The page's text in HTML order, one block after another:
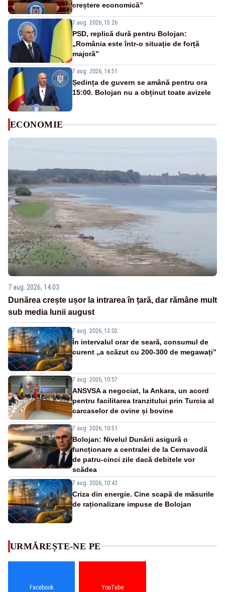
creștere economică”
7 aug. 2026, 15:26
PSD, replică dură pentru Bolojan:
„România este într-o situație de forță
majoră”
7 aug. 2026, 14:51
Ședința de guvern se amână pentru ora
15:00. Bolojan nu a obținut toate avizele
ECONOMIE
7 aug. 2026, 14:03
Dunărea crește ușor la intrarea în țară, dar rămâne mult
sub media lunii august
7 aug. 2026, 13:02
În intervalul orar de seară, consumul de
curent „a scăzut cu 200-300 de megawați”
7 aug. 2026, 10:57
ANSVSA a negociat, la Ankara, un acord
pentru facilitarea tranzitului prin Turcia al
carcaselor de ovine și bovine
7 aug. 2026, 10:51
Bolojan: Nivelul Dunării asigură o
funcționare a centralei de la Cernavodă
de patru-cinci zile dacă debitele vor
scădea
7 aug. 2026, 10:43
Criza din energie. Cine scapă de măsurile
de raționalizare impuse de Bolojan
URMĂREȘTE-NE PE
Facebook YouTube